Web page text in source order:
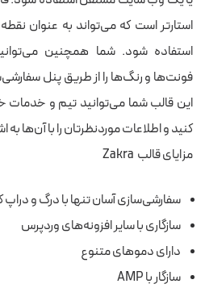
استارتر است که می‌تواند به عنوان
استفاده شود. شما همچنین
فونت‌ها و رنگ‌ها را از طریق پنل
این قالب شما می‌توانید تیم و خدمات
کنید و اطلاعات موردنظرتان را با آن‌ها به
مزایای قالب Zakra
سفارشی‌سازی آسان تنها با درگ و دراپ
سازگاری با سایر افزونه‌های وردپرس
دارای دموهای متنوع
سازگار با AMP